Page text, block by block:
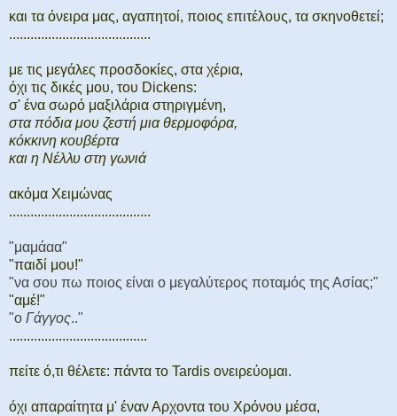
και τα όνειρα μας, αγαπητοί, ποιος επιτέλους, τα σκηνοθετεί;
........................................
με τις μεγάλες προσδοκίες, στα χέρια,
όχι τις δικές μου, του Dickens:
σ' ένα σωρό μαξιλάρια στηριγμένη,
στα πόδια μου ζεστή μια θερμοφόρα,
κόκκινη κουβέρτα
και η Νέλλυ στη γωνιά
ακόμα Χειμώνας
........................................
"μαμάαα"
"παιδί μου!"
"να σου πω ποιος είναι ο μεγαλύτερος ποταμός της Ασίας;"
"αμέ!"
"ο Γάγγος.."
.......................................
πείτε ό,τι θέλετε: πάντα το Tardis ονειρεύομαι.
όχι απαραίτητα μ' έναν Αρχοντα του Χρόνου μέσα,